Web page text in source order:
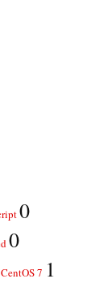
0
0
7 1